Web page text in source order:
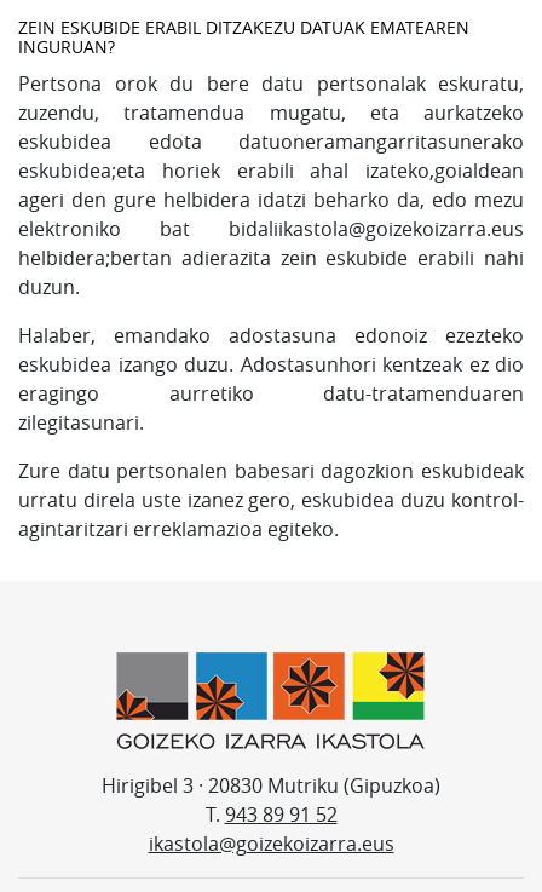
ZEIN ESKUBIDE ERABIL DITZAKEZU DATUAK EMATEAREN
INGURUAN?
Pertsona orok du bere datu pertsonalak eskuratu,
zuzendu, tratamendua mugatu, eta aurkatzeko
eskubidea edota datuoneramangarritasunerako
eskubidea;eta horiek erabili ahal izateko,goialdean
ageri den gure helbidera idatzi beharko da, edo mezu
elektroniko bat bidaliikastola@goizekoizarra.eus
helbidera;bertan adierazita zein eskubide erabili nahi
duzun.
Halaber, emandako adostasuna edonoiz ezezteko
eskubidea izango duzu. Adostasunhori kentzeak ez dio
eragingo aurretiko datu-tratamenduaren
zilegitasunari.
Zure datu pertsonalen babesari dagozkion eskubideak
urratu direla uste izanez gero, eskubidea duzu kontrol-
agintaritzari erreklamazioa egiteko.
Hirigibel 3 · 20830 Mutriku (Gipuzkoa)
T. 943 89 91 52
ikastola@goizekoizarra.eus